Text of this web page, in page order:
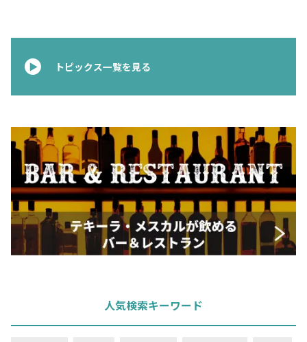
トピックス一覧を見る
人気検索キーワード